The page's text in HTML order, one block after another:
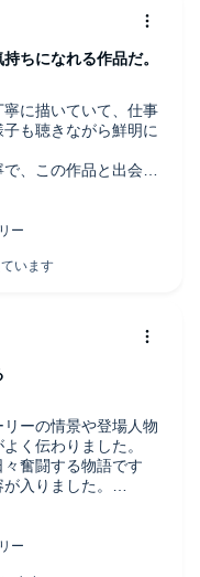
に描いていて、仕事
も聴きながら鮮明に
、この作品と出会え
ちになれる作品だ。
ーの情景や登場人物
く伝わりました。
奮闘する物語です
入りました。
いてみたくなりまし